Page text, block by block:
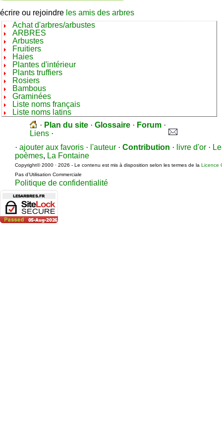
écrire ou rejoindre les amis des arbres
Achat d'arbres/arbustes
ARBRES
Arbustes
Fruitiers
Haies
Plantes d'intérieur
Plants truffiers
Rosiers
Bambous
Graminées
Liste noms français
Liste noms latins
· Plan du site · Glossaire · Forum ·
Liens ·
· ajouter aux favoris · l'auteur · Contribution · livre d'or ·
poèmes, La Fontaine
Copyright© 2000 · 2026 - Le contenu est mis à disposition selon les termes de la Licence
Pas d’Utilisation Commerciale
Politique de confidentialité